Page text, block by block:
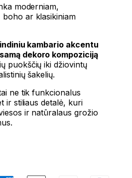
moderniam,
boho ar klasikiniam
kambario akcentu
dekoro kompoziciją
puokščių iki džiovintų
šakelių.
ne tik funkcionalus
ir stiliaus detalė, kuri
ir natūralaus grožio